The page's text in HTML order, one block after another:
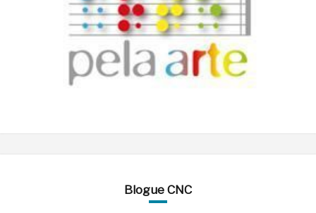
Blogue CNC